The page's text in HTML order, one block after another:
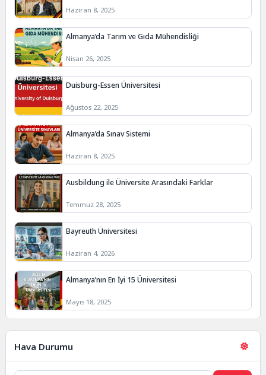
Haziran 8, 2025
Almanya’da Tarım ve Gıda Mühendisliği
Nisan 26, 2025
Duisburg-Essen Üniversitesi
Ağustos 22, 2025
Almanya’da Sınav Sistemi
Haziran 8, 2025
Ausbildung ile Üniversite Arasındaki Farklar
Temmuz 28, 2025
Bayreuth Üniversitesi
Haziran 4, 2026
Almanya’nın En İyi 15 Üniversitesi
Mayıs 18, 2025
Hava Durumu